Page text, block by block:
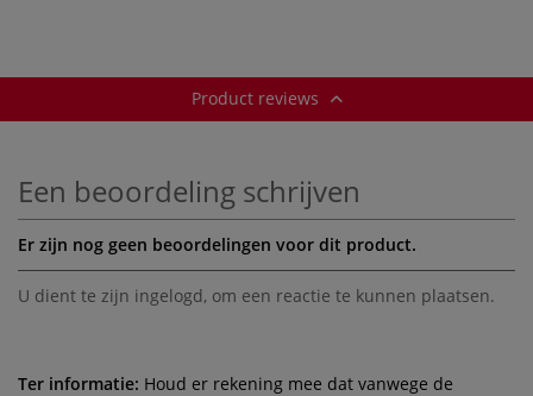
Product reviews
Een beoordeling schrijven
Er zijn nog geen beoordelingen voor dit product.
U dient te zijn ingelogd, om een reactie te kunnen plaatsen.
Ter informatie: Houd er rekening mee dat vanwege de